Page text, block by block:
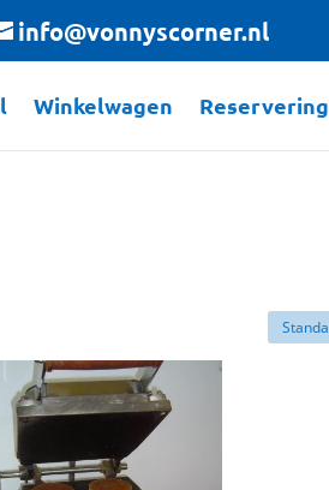
info@vonnyscorner.nl
Winkelwagen Reservering